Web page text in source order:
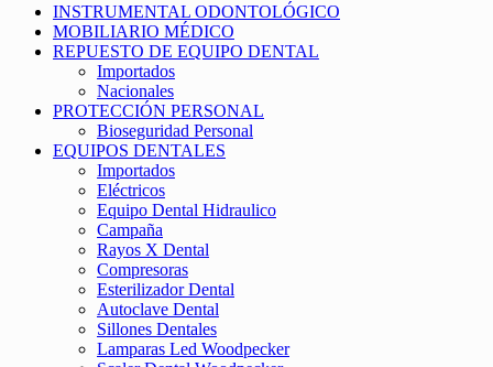
INSTRUMENTAL ODONTOLÓGICO
MOBILIARIO MÉDICO
REPUESTO DE EQUIPO DENTAL
Importados
Nacionales
PROTECCIÓN PERSONAL
Bioseguridad Personal
EQUIPOS DENTALES
Importados
Eléctricos
Equipo Dental Hidraulico
Campaña
Rayos X Dental
Compresoras
Esterilizador Dental
Autoclave Dental
Sillones Dentales
Lamparas Led Woodpecker